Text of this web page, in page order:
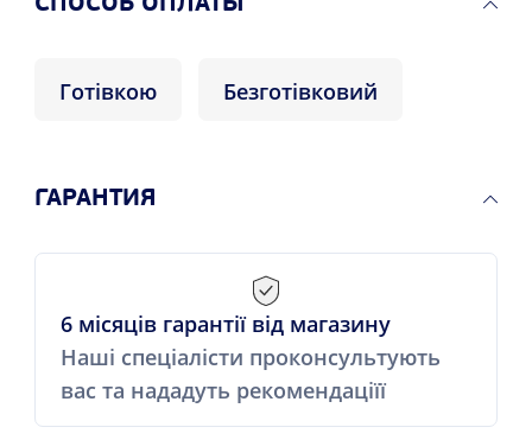
CПОСОБ ОПЛАТЫ
Готівкою Безготівковий
ГАРАНТИЯ
6 місяців гарантії від магазину
Наші спеціалісти проконсультують
вас та нададуть рекомендаціїї